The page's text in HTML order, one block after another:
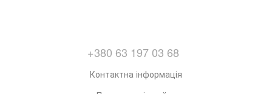
+380 63 197 03 68
Контактна інформація